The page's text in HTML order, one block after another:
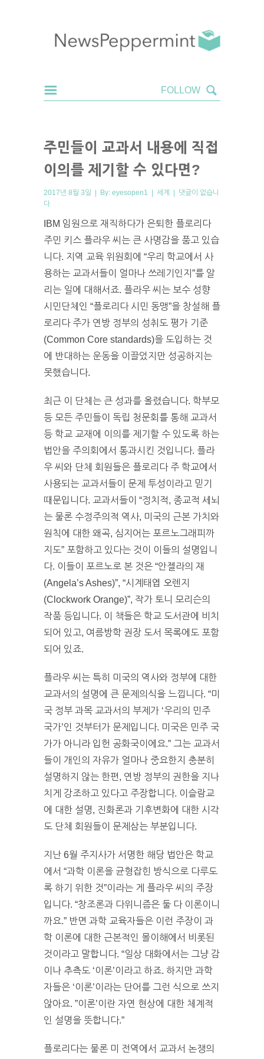
주민들이 교과서 내용에 직접
이의를 제기할 수 있다면?
2017년 8월 3일 | By: eyesopen1 | 세계 | 댓글이 없습니
다
IBM 임원으로 재직하다가 은퇴한 플로리다
주민 키스 플라우 씨는 큰 사명감을 품고 있습
니다. 지역 교육 위원회에 “우리 학교에서 사
용하는 교과서들이 얼마나 쓰레기인지”를 알
리는 일에 대해서죠. 플라우 씨는 보수 성향
시민단체인 “플로리다 시민 동맹”을 창설해 플
로리다 주가 연방 정부의 성취도 평가 기준
(Common Core standards)을 도입하는 것
에 반대하는 운동을 이끌었지만 성공하지는
못했습니다.
최근 이 단체는 큰 성과를 올렸습니다. 학부모
등 모든 주민들이 독립 청문회를 통해 교과서
등 학교 교재에 이의를 제기할 수 있도록 하는
법안을 주의회에서 통과시킨 것입니다. 플라
우 씨와 단체 회원들은 플로리다 주 학교에서
사용되는 교과서들이 문제 투성이라고 믿기
때문입니다. 교과서들이 “정치적, 종교적 세뇌
는 물론 수정주의적 역사, 미국의 근본 가치와
원칙에 대한 왜곡, 심지어는 포르노그래피까
지도” 포함하고 있다는 것이 이들의 설명입니
다. 이들이 포르노로 본 것은 “안젤라의 재
(Angela’s Ashes)”, “시계태엽 오렌지
(Clockwork Orange)”, 작가 토니 모리슨의
작품 등입니다. 이 책들은 학교 도서관에 비치
되어 있고, 여름방학 권장 도서 목록에도 포함
되어 있죠.
플라우 씨는 특히 미국의 역사와 정부에 대한
교과서의 설명에 큰 문제의식을 느낍니다. “미
국 정부 과목 교과서의 부제가 ‘우리의 민주
국가’인 것부터가 문제입니다. 미국은 민주 국
가가 아니라 입헌 공화국이에요.” 그는 교과서
들이 개인의 자유가 얼마나 중요한지 충분히
설명하지 않는 한편, 연방 정부의 권한을 지나
치게 강조하고 있다고 주장합니다. 이슬람교
에 대한 설명, 진화론과 기후변화에 대한 시각
도 단체 회원들이 문제삼는 부분입니다.
지난 6월 주지사가 서명한 해당 법안은 학교
에서 “과학 이론을 균형잡힌 방식으로 다루도
록 하기 위한 것”이라는 게 플라우 씨의 주장
입니다. “창조론과 다위니즘은 둘 다 이론이니
까요.” 반면 과학 교육자들은 이런 주장이 과
학 이론에 대한 근본적인 몰이해에서 비롯된
것이라고 말합니다. “일상 대화에서는 그냥 감
이나 추측도 ‘이론’이라고 하죠. 하지만 과학
자들은 ‘이론’이라는 단어를 그런 식으로 쓰지
않아요. ”이론’이란 자연 현상에 대한 체계적
인 설명을 뜻합니다.”
플로리다는 물론 미 전역에서 교과서 논쟁의